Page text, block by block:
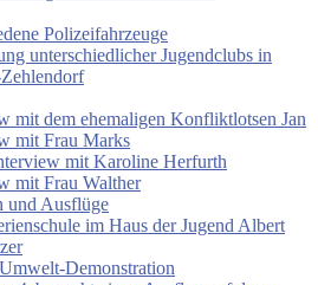
Polizeifahrzeuge
unterschiedlicher Jugendclubs in
mit dem ehemaligen Konfliktlotsen Jan
mit Frau Marks
mit Karoline Herfurth
mit Frau Walther
und Ausflüge
im Haus der Jugend Albert
Demonstration